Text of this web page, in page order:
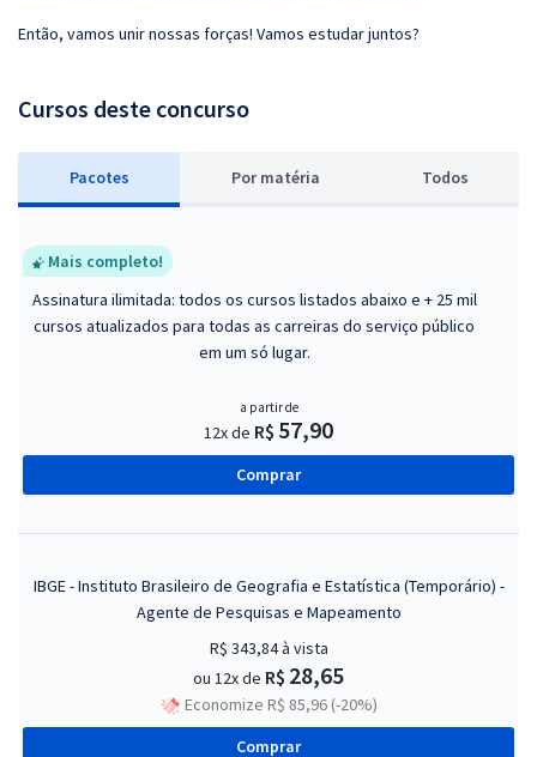
Então, vamos unir nossas forças! Vamos estudar juntos?
Cursos deste concurso
Pacotes Por matéria Todos
Mais completo!
Assinatura ilimitada: todos os cursos listados abaixo e + 25 mil
cursos atualizados para todas as carreiras do serviço público
em um só lugar.
a partir de
12x de R$ 57,90
Comprar
IBGE - Instituto Brasileiro de Geografia e Estatística (Temporário) -
Agente de Pesquisas e Mapeamento
R$ 343,84à vista
ou 12x de R$ 28,65
Economize R$ 85,96 (-20%)
Comprar